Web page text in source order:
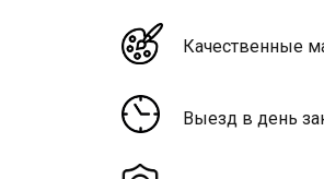
Выезд в день
Качественные